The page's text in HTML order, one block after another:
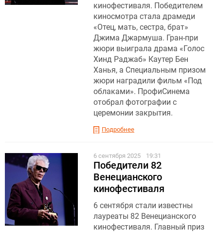
кинофестиваля . Победителем
киносмотра стала драмеди
«Отец, мать, сестра, брат»
Джима Джармуша. Гран-при
жюри выиграла драма «Голос
Хинд Раджаб» Каутер Бен
Ханья, а Специальным призом
жюри наградили фильм «Под
облаками». ПрофиСинема
отобрал фотографии с
церемонии закрытия.
Подробнее
6 сентября 2025 19:31
Победители 82
Венецианского
кинофестиваля
6 сентября стали известны
лауреаты 82 Венецианского
кинофестиваля. Главный приз